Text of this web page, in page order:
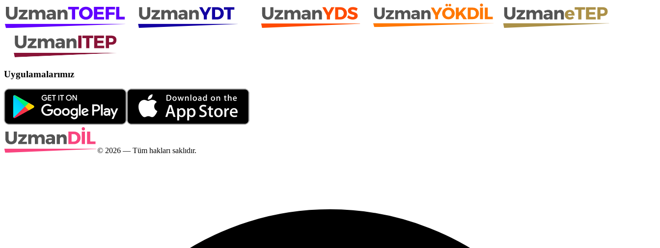
Uygulamalarımız
© 2026 — Tüm hakları saklıdır.